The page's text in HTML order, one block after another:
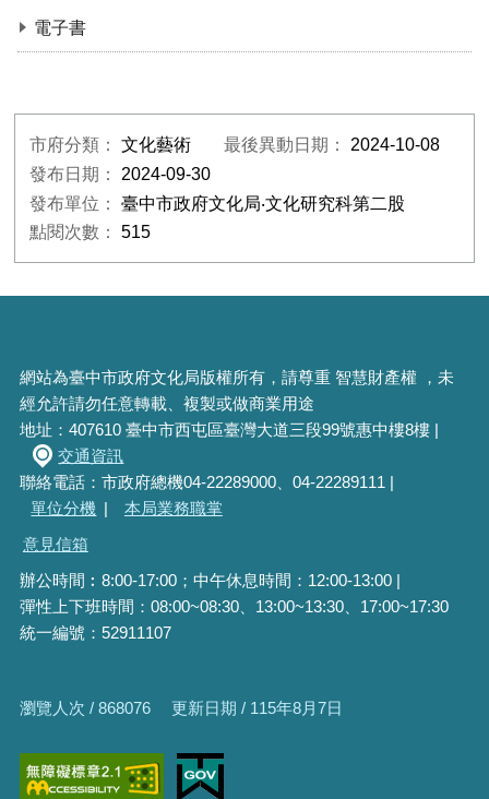
電子書
市府分類：文化藝術 最後異動日期： 2024-10-08
發布日期： 2024-09-30
發布單位：臺中市政府文化局‧文化研究科第二股
點閱次數：515
網站為臺中市政府文化局版權所有，請尊重 智慧財產權 ，未
經允許請勿任意轉載、複製或做商業用途
地址：407610 臺中市西屯區臺灣大道三段99號惠中樓8樓 |
交通資訊
聯絡電話：市政府總機04-22289000、04-22289111 |
單位分機 |
本局業務職掌
意見信箱
辦公時間︰8:00-17:00；中午休息時間：12:00-13:00 |
彈性上下班時間：08:00~08:30、13:00~13:30、17:00~17:30
統一編號：52911107
瀏覽人次 / 868076 更新日期 / 115年8月7日